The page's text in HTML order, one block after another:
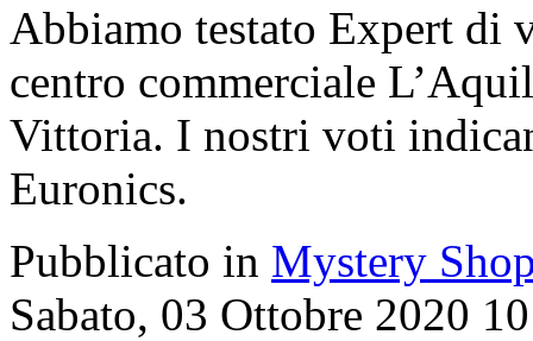
Abbiamo testato Expert di
centro commerciale
Vittoria. I nostri voti
Euronics.
Pubblicato in Mystery
Sabato, 03 Ottobre 2020